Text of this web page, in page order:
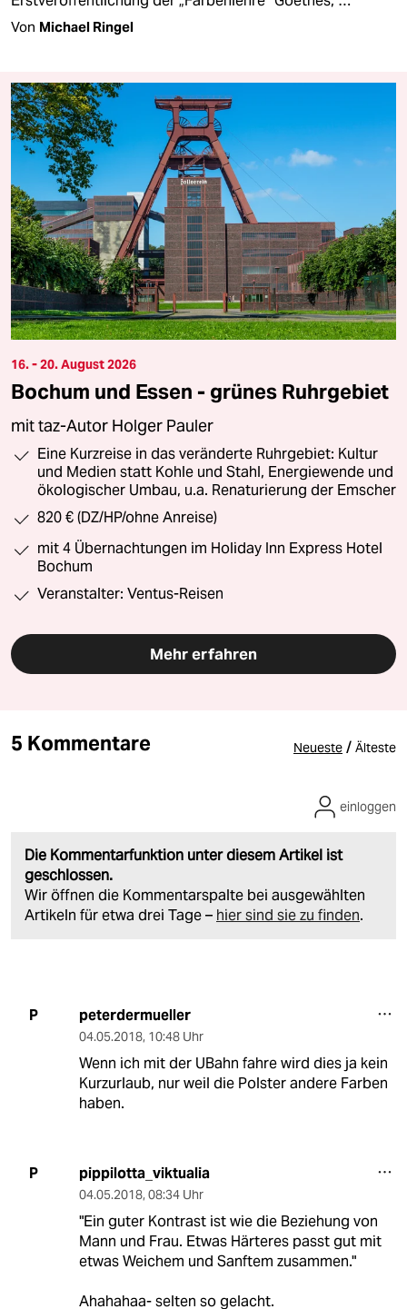
Von Michael Ringel
16. - 20. August 2026
Bochum und Essen - grünes Ruhrgebiet
mit taz-Autor Holger Pauler
Eine Kurzreise in das veränderte Ruhrgebiet: Kultur
und Medien statt Kohle und Stahl, Energiewende und
ökologischer Umbau, u.a. Renaturierung der Emscher
820 € (DZ/HP/ohne Anreise)
mit 4 Übernachtungen im Holiday Inn Express Hotel
Bochum
Veranstalter: Ventus-Reisen
Mehr erfahren
5 Kommentare Neueste / Älteste
Die Kommentarfunktion unter diesem Artikel ist
geschlossen.
Wir öffnen die Kommentarspalte bei ausgewählten
Artikeln für etwa drei Tage – hier sind sie zu finden.
einloggen
P peterdermueller
04.05.2018, 10:48 Uhr
Wenn ich mit der UBahn fahre wird dies ja kein
Kurzurlaub, nur weil die Polster andere Farben
haben.
P pippilotta_viktualia
04.05.2018, 08:34 Uhr
"Ein guter Kontrast ist wie die Beziehung von
Mann und Frau. Etwas Härteres passt gut mit
etwas Weichem und Sanftem zusammen."
Ahahahaa- selten so gelacht.